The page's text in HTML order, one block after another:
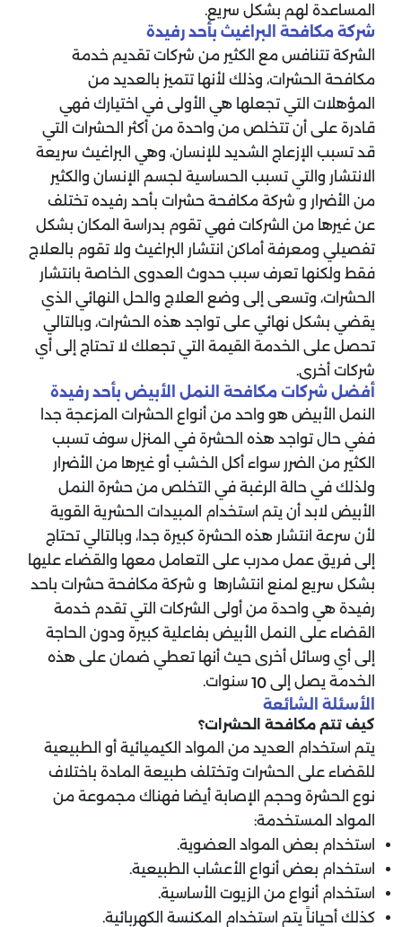
المساعدة لهم بشكل سريع.
شركة مكافحة البراغيث بأحد رفيدة
‏الشركة تتنافس مع الكثير من شركات تقديم خدمة
مكافحة الحشرات، وذلك لأنها تتميز بالعديد من
المؤهلات التي تجعلها هي الأولى في اختيارك فهي
قادرة على أن تتخلص من واحدة من أكثر الحشرات التي
قد تسبب الإزعاج الشديد للإنسان، وهي البراغيث سريعة
الانتشار والتي تسبب الحساسية لجسم الإنسان والكثير
من الأضرار و شركة مكافحة حشرات بأحد رفيده تختلف
عن غيرها من الشركات فهي تقوم بدراسة المكان بشكل
تفصيلي ومعرفة أماكن انتشار البراغيث ولا تقوم بالعلاج
فقط ولكنها تعرف سبب حدوث العدوى الخاصة بانتشار
الحشرات، وتسعى إلى وضع العلاج والحل النهائي الذي
يقضي بشكل نهائي على تواجد هذه الحشرات، وبالتالي
تحصل على الخدمة القيمة التي تجعلك لا تحتاج إلى أي
شركات أخرى.
‏أفضل شركات مكافحة النمل الأبيض بأحد رفيدة
‏النمل الأبيض هو واحد من أنواع الحشرات المزعجة جدا
ففي حال تواجد هذه الحشرة في المنزل سوف تسبب
الكثير من الضرر سواء أكل الخشب أو غيرها من الأضرار
ولذلك في حالة الرغبة في التخلص من حشرة النمل
الأبيض لابد أن يتم استخدام المبيدات الحشرية القوية
لأن سرعة انتشار هذه الحشرة كبيرة جدا، وبالتالي تحتاج
إلى فريق عمل مدرب على التعامل معها والقضاء عليها
بشكل سريع لمنع انتشارها و شركة مكافحة حشرات باحد
رفيدة هي واحدة من أولى الشركات التي تقدم خدمة
القضاء على النمل الأبيض بفاعلية كبيرة ودون الحاجة
إلى أي وسائل أخرى حيث أنها تعطي ضمان على هذه
الخدمة يصل إلى 10 سنوات.
‏الأسئلة الشائعة
‏كيف تتم مكافحة الحشرات؟
‏يتم استخدام العديد من المواد الكيميائية أو الطبيعية
للقضاء على الحشرات وتختلف طبيعة المادة باختلاف
نوع الحشرة وحجم الإصابة أيضا فهناك مجموعة من
المواد المستخدمة:
استخدام بعض المواد العضوية.
استخدام بعض أنواع الأعشاب الطبيعية.
استخدام أنواع من الزيوت الأساسية.
كذلك أحياناً يتم استخدام المكنسة الكهربائية.